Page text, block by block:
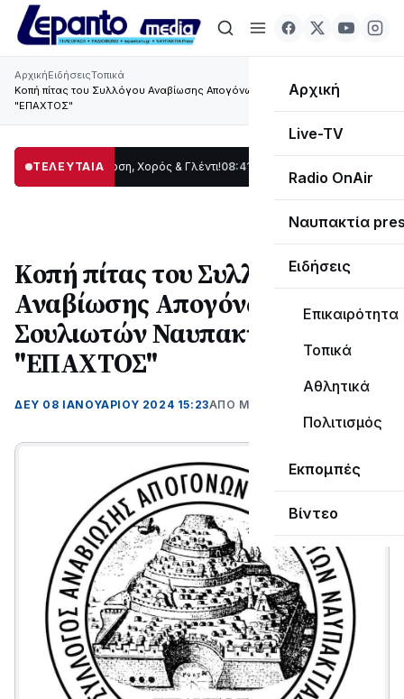
Αρχική
Live-TV
Radio OnAir
Ναυπακτία
Ειδήσεις
Επικαιρότητα
Τοπικά
Αθλητικά
Πολιτισμός
Εκπομπές
Βίντεο
ΑρχικήΕιδήσειςΤοπικά
Κοπή πίτας του Συλλόγου Αναβίωσης Απογόνων Σουλιωτών Ναυπακτίας
"ΕΠΑΧΤΟΣ"
ΤΕΛΕΥΤΑΙΑ
Παράδοση, Χορός & Γλέντι!08:41 ΤΟ ΠΑΡΤΥ ΣΥΝΕΧΙΖΕΤΑΙ…
Κοπή πίτας του Συλλόγου
Αναβίωσης Απογόνων
Σουλιωτών Ναυπακτίας
"ΕΠΑΧΤΟΣ"
ΔΕΥ 08 ΙΑΝΟΥΑΡΊΟΥ 2024 15:23ΑΠΌ ΜΑΝΤΩ ΚΑΠΕΝΤΖΩΝΗ